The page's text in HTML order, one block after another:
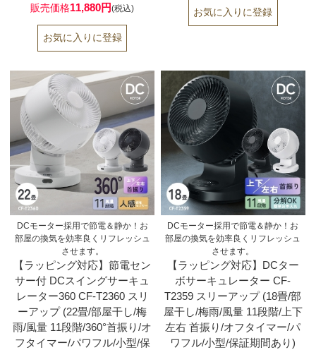
販売価格11,880円(税込)
DCモーター採用で節電＆静か！お
部屋の換気を効率良くリフレッシュ
させます。
【ラッピング対応】節電セン
サー付 DCスイングサーキュ
レーター360 CF-T2360 スリ
ーアップ (22畳/部屋干し/梅
雨/風量 11段階/360°首振り/オ
フタイマー/パワフル/小型/保
DCモーター採用で節電＆静か！お
部屋の換気を効率良くリフレッシュ
させます。
【ラッピング対応】DCター
ボサーキュレーター CF-
T2359 スリーアップ (18畳/部
屋干し/梅雨/風量 11段階/上下
左右 首振り/オフタイマー/パ
ワフル/小型/保証期間あり)